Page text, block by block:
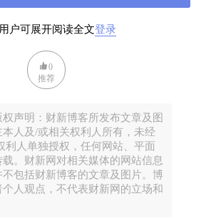
又特别考验投资者交易的艺术。把
差，与资产价格简单画等号，将亏
不乱动。
户可展开阅读全文登录
0
推荐
明：财新博客所发布文章及图
本人及/或相关权利人所有，未经
利人单独授权，任何网站、平面
。财新网对相关媒体的网站信息
包括财新博客的文章及图片。博
人观点，不代表财新网的立场和